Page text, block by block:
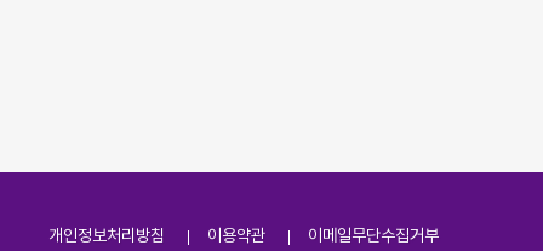
개인정보처리방침 이용약관 이메일무단수집거부